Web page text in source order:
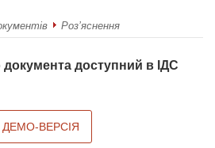
Роз’яснення
доступний в ІДС
ДЕМО-ВЕРСІЯ